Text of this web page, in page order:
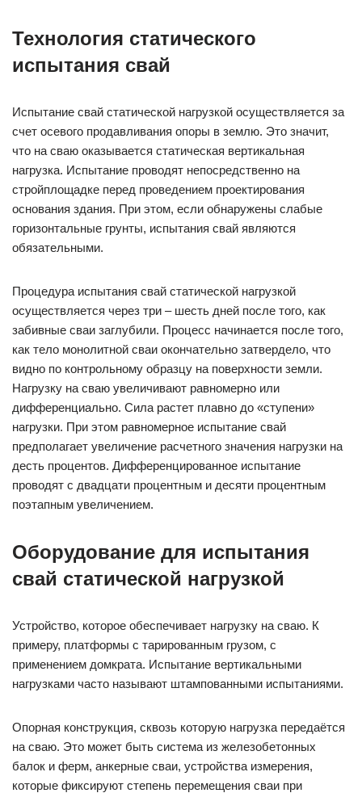
Технология статического
испытания свай
Испытание свай статической нагрузкой осуществляется за
счет осевого продавливания опоры в землю. Это значит,
что на сваю оказывается статическая вертикальная
нагрузка. Испытание проводят непосредственно на
стройплощадке перед проведением проектирования
основания здания. При этом, если обнаружены слабые
горизонтальные грунты, испытания свай являются
обязательными.
Процедура испытания свай статической нагрузкой
осуществляется через три – шесть дней после того, как
забивные сваи заглубили. Процесс начинается после того,
как тело монолитной сваи окончательно затвердело, что
видно по контрольному образцу на поверхности земли.
Нагрузку на сваю увеличивают равномерно или
дифференциально. Сила растет плавно до «ступени»
нагрузки. При этом равномерное испытание свай
предполагает увеличение расчетного значения нагрузки на
десть процентов. Дифференцированное испытание
проводят с двадцати процентным и десяти процентным
поэтапным увеличением.
Оборудование для испытания
свай статической нагрузкой
Устройство, которое обеспечивает нагрузку на сваю. К
примеру, платформы с тарированным грузом, с
применением домкрата. Испытание вертикальными
нагрузками часто называют штампованными испытаниями.
Опорная конструкция, сквозь которую нагрузка передаётся
на сваю. Это может быть система из железобетонных
балок и ферм, анкерные сваи, устройства измерения,
которые фиксируют степень перемещения сваи при